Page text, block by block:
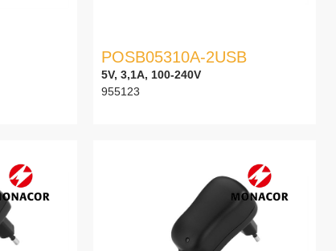
POSB05310A-2USB
5V, 3,1A, 100-240V
955123